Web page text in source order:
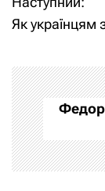
в
г
а
ц
і
Як українцям